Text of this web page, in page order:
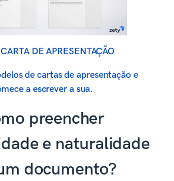
DE APRESENTAÇÃO
de cartas de apresentação e
a escrever a sua.
preencher
e naturalidade
documento?